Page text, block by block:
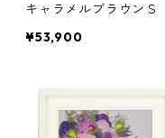
キャラメルブラウンＳ
¥53,900